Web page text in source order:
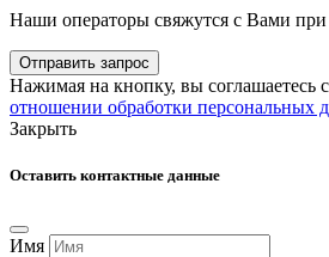
Наши операторы свяжутся с Вами
Отправить запрос
Нажимая на кнопку, вы соглашаетесь с
отношении обработки персональных
Закрыть
Оставить контактные данные
Имя